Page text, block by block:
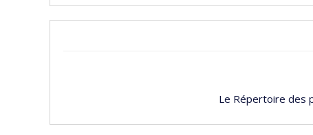
Le Répertoire des